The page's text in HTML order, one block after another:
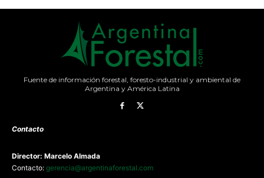
Fuente de información forestal, foresto-industrial y ambiental de
Argentina y América Latina
Contacto
Director: Marcelo Almada
Contacto: gerencia@argentinaforestal.com